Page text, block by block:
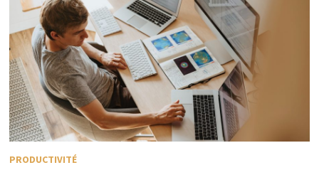
PRODUCTIVITÉ